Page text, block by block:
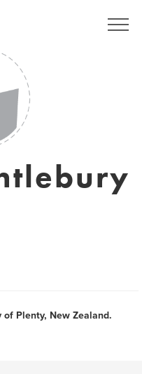
of Plenty, New Zealand.